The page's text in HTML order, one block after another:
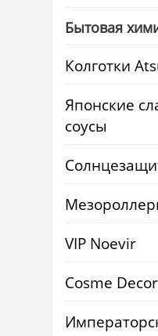
Бытовая
Колготки
Японские
соусы
VIP Noevir
Cosme